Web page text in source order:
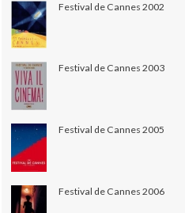
Festival de Cannes 2002
Festival de Cannes 2003
Festival de Cannes 2005
Festival de Cannes 2006